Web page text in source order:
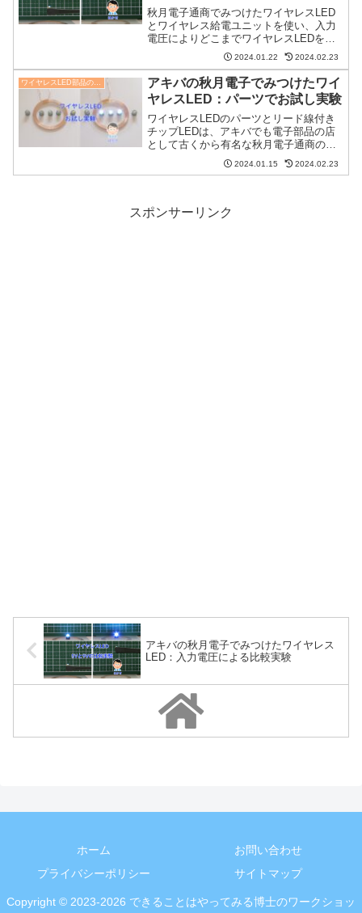
秋月電子通商でみつけたワイヤレスLED
とワイヤレス給電ユニットを使い、入力
電圧によりどこまでワイヤレスLEDを給
電ユニットから離せるかを実験で確認し
ました。5Vと9VのACアダプタを使った
ワイヤレスLEDの点灯実験を結果につい
て説明します。
2024.01.22 2024.02.23
アキバの秋月電子でみつけたワイ
ヤレスLED：パーツでお試し実験
ワイヤレスLEDのパーツとリード線付き
チップLEDは、アキバでも電子部品の店
として古くから有名な秋月電子通商の通
販サイトで見つけました。これならワイ
ヤレス給電を利用してガンプラにチップ
2024.01.15 2024.02.23
スポンサーリンク
アキバの秋月電子でみつけたワイヤレス
LED：入力電圧による比較実験
ホーム
お問い合わせ
プライバシーポリシー
サイトマップ
Copyright © 2023-2026 できることはやってみる博士のワークショッ